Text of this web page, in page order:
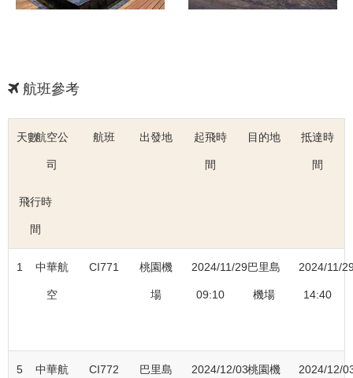
航班參考
天數航空公
司
航班 出發地 起飛時
間
目的地 抵達時
間
飛行時
間
1 中華航
空
CI771 桃園機
場
2024/11/29
09:10
巴里島
機場
2024/11/
14:40
5 中華航 CI772 巴里島 2024/12/03桃園機 2024/12/